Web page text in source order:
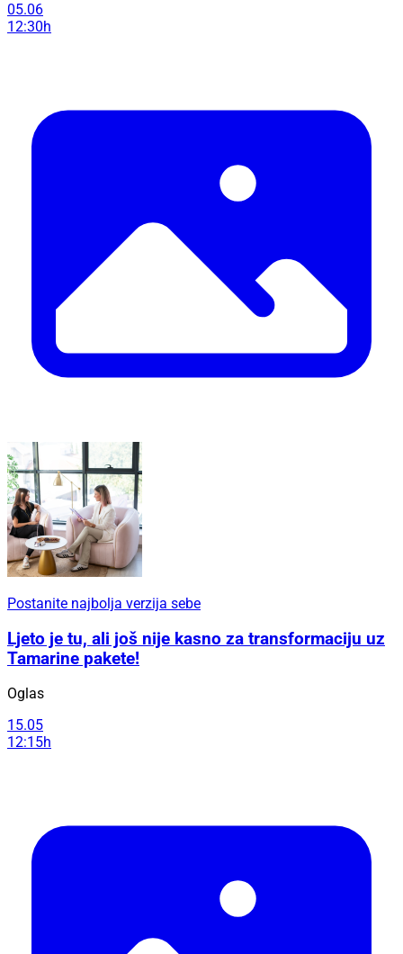
05.06
12:30h
Postanite najbolja verzija sebe
Ljeto je tu, ali još nije kasno za transformaciju uz
Tamarine pakete!
Oglas
15.05
12:15h